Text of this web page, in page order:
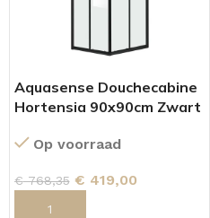
Aquasense Douchecabine
Hortensia 90x90cm Zwart
Op voorraad
€768,35 € 419,00